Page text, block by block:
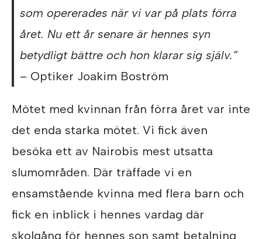
som opererades när vi var på plats förra
året. Nu ett år senare är hennes syn
betydligt bättre och hon klarar sig själv.”
– Optiker Joakim Boström
Mötet med kvinnan från förra året var inte
det enda starka mötet. Vi fick även
besöka ett av Nairobis mest utsatta
slumområden. Där träffade vi en
ensamstående kvinna med flera barn och
fick en inblick i hennes vardag där
skolgång för hennes son samt betalning